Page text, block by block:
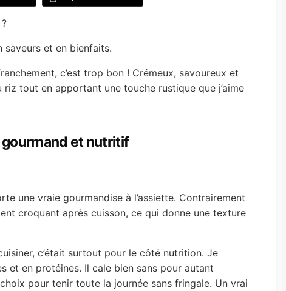
saveurs et en bienfaits.
c’est trop bon ! Crémeux, savoureux et
tout en apportant une touche rustique que j’aime
gourmand et nutritif
une vraie gourmandise à l’assiette. Contrairement
croquant après cuisson, ce qui donne une texture
c’était surtout pour le côté nutrition. Je
et en protéines. Il cale bien sans pour autant
pour tenir toute la journée sans fringale. Un vrai